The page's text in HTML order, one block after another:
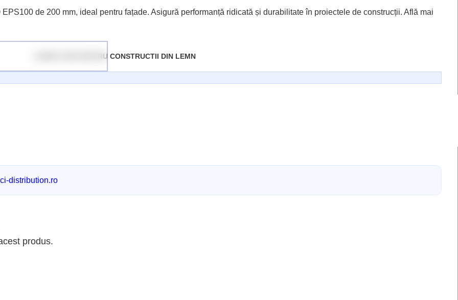
CONECTORI PENTRU CONSTRUCTII DIN LEMN
de 200 mm, ideal pentru fațade. Asigură performanță ridicată și durabilitate în proiectele de construcții. Află mai
distribution.ro
produs.